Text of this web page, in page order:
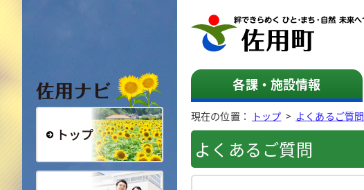
総合トップ
各課・施設情報
現在の位置： トップ > よくあるご質問
よくあるご質問